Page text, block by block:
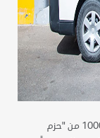
قمنا على مدى الأسبوعين الماضيين بتقديم حوالي 1000 من "حزم